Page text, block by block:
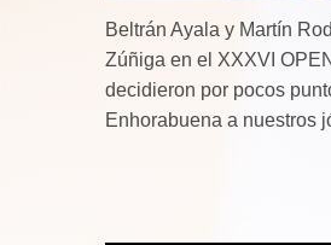
Beltrán Ayala y Martín
Zúñiga en el XXXVI
decidieron por pocos
Enhorabuena a nuestros